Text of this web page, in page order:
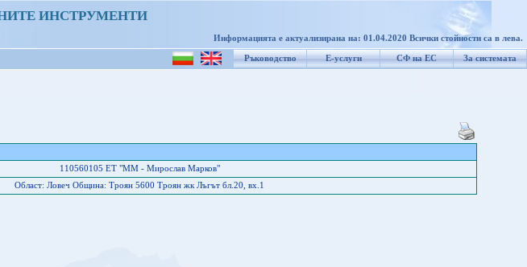
ИНСТРУМЕНТИ
Информацията е актуализирана на: 01.04.2020 Всички стойности са в лева.
Ръководство Е-услуги СФ на ЕС За системата
110560105 ЕТ "ММ - Мирослав Марков"
Област: Ловеч Oбщина: Троян 5600 Троян жк Лъгът бл.20, вх.1